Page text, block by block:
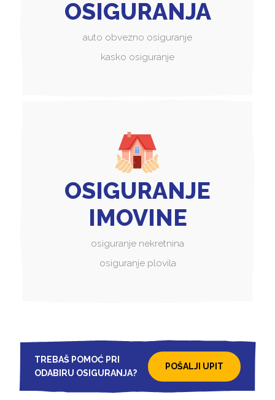
OSIGURANJA
auto obvezno osiguranje
kasko osiguranje
OSIGURANJE
IMOVINE
osiguranje nekretnina
osiguranje plovila
TREBAŠ POMOĆ PRI
ODABIRU OSIGURANJA?
POŠALJI UPIT